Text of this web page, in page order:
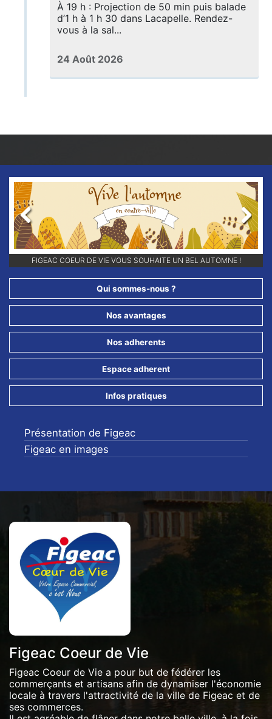
À 19 h : Projection de 50 min puis balade
d’1 h à 1 h 30 dans Lacapelle. Rendez-
vous à la sal...
24 Août 2026
FIGEAC COEUR DE VIE VOUS SOUHAITE UN BEL AUTOMNE !
Previous Next
Qui sommes-nous ?
Nos avantages
Nos adherents
Espace adherent
Infos pratiques
Présentation de Figeac
Figeac en images
Figeac Coeur de Vie
Figeac Coeur de Vie a pour but de fédérer les
commerçants et artisans afin de dynamiser l'économie
locale à travers l'attractivité de la ville de Figeac et de
ses commerces.